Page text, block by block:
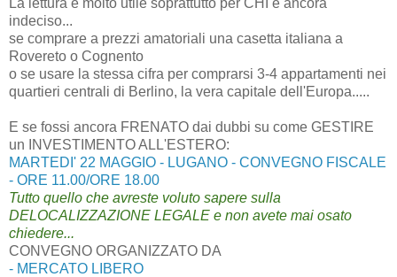
indeciso...
se comprare a prezzi amatoriali una casetta italiana a
Rovereto o Cognento
o se usare la stessa cifra per comprarsi 3-4 appartamenti nei
quartieri centrali di Berlino, la vera capitale dell'Europa.....
E se fossi ancora FRENATO dai dubbi su come GESTIRE
un INVESTIMENTO ALL'ESTERO:
MARTEDI' 22 MAGGIO - LUGANO - CONVEGNO FISCALE
- ORE 11.00/ORE 18.00
Tutto quello che avreste voluto sapere sulla
DELOCALIZZAZIONE LEGALE e non avete mai osato
chiedere...
CONVEGNO ORGANIZZATO DA
- MERCATO LIBERO